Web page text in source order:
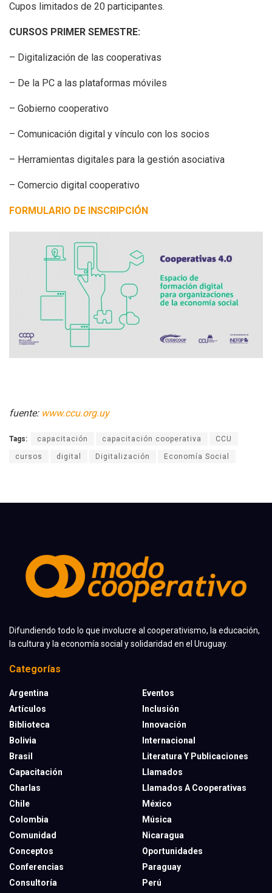
Cupos limitados de 20 participantes.
CURSOS PRIMER SEMESTRE:
– Digitalización de las cooperativas
– De la PC a las plataformas móviles
– Gobierno cooperativo
– Comunicación digital y vínculo con los socios
– Herramientas digitales para la gestión asociativa
– Comercio digital cooperativo
FORMULARIO DE INSCRIPCIÓN
fuente: www.ccu.org.uy
Tags: capacitación capacitación cooperativa CCU
cursos digital Digitalización Economía Social
Difundiendo todo lo que involucre al cooperativismo, la educación,
la cultura y la economía social y solidaridad en el Uruguay.
Categorías
Argentina
Artículos
Biblioteca
Bolivia
Brasil
Capacitación
Charlas
Chile
Colombia
Comunidad
Conceptos
Conferencias
Consultoría
Eventos
Inclusión
Innovación
Internacional
Literatura Y Publicaciones
Llamados
Llamados A Cooperativas
México
Música
Nicaragua
Oportunidades
Paraguay
Perú